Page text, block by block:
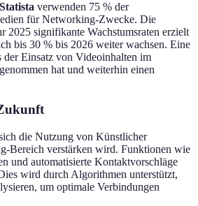
Statista verwenden 75 % der
für Networking-Zwecke. Die
2025 signifikante Wachstumsraten erzielt
bis 30 % bis 2026 weiter wachsen. Eine
der Einsatz von Videoinhalten im
hat und weiterhin einen
die Nutzung von Künstlicher
Bereich verstärken wird. Funktionen wie
und automatisierte Kontaktvorschläge
wird durch Algorithmen unterstützt,
um optimale Verbindungen